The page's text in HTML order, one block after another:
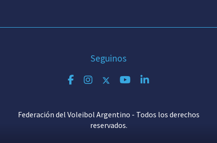
Seguinos
Federación del Voleibol Argentino - Todos los derechos
reservados.